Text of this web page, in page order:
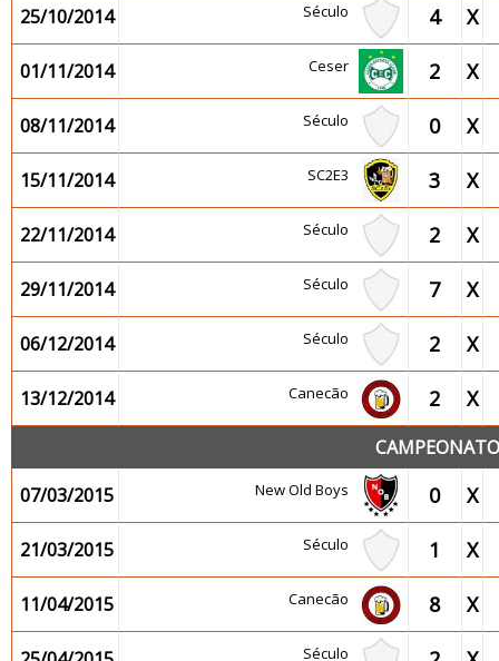
25/10/2014 Século 4 X
01/11/2014 Ceser 2 X
08/11/2014 Século 0 X
15/11/2014 SC2E3 3 X
22/11/2014 Século 2 X
29/11/2014 Século 7 X
06/12/2014 Século 2 X
13/12/2014 Canecão 2 X
07/03/2015
New Old Boys 0 X
21/03/2015 Século 1 X
11/04/2015 Canecão 8 X
Século